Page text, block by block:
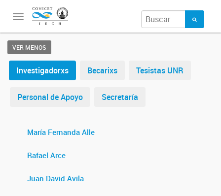
Toggle
VER MENOS
Investigadorxs Becarixs Tesistas UNR
Personal de Apoyo Secretaría
María Fernanda Alle
Rafael Arce
Juan David Avila